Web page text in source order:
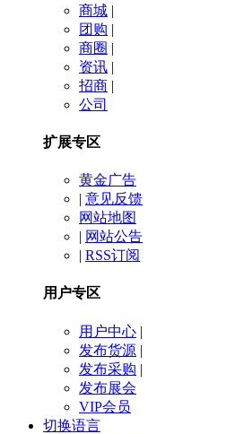
商城 |
团购 |
商圈 |
资讯 |
招商 |
公司
扩展专区
黄金广告
| 意见反馈
网站地图
| 网站公告
| RSS订阅
用户专区
用户中心 |
发布货源 |
发布采购 |
发布展会
VIP会员
切换语言